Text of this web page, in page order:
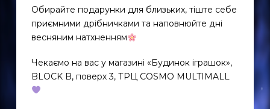
Обирайте подарунки для близьких, тіште себе
приємними дрібничками та наповнюйте дні
весняним натхненням
Чекаємо на вас у магазині «Будинок іграшок»,
BLOCK B, поверх 3, ТРЦ COSMO MULTIMALL